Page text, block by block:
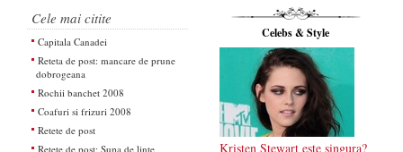
Cele mai citite
Capitala Canadei
Reteta de post: mancare de prune
dobrogeana
Rochii banchet 2008
Coafuri si frizuri 2008
Retete de post
Retete de post: Supa de linte
Celebs & Style
Kristen Stewart este singura?